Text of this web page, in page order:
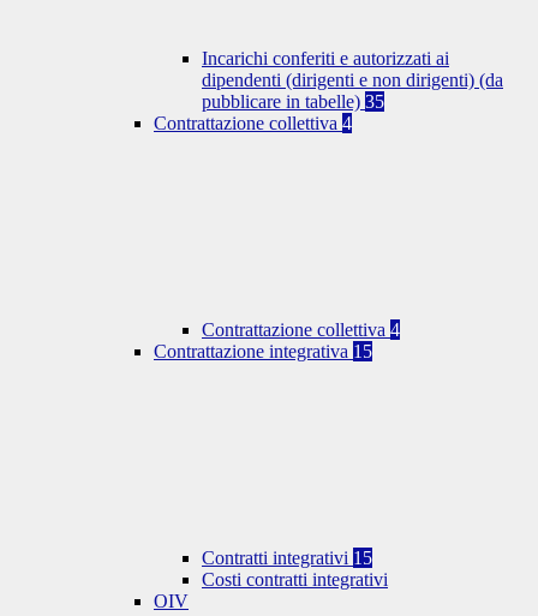
Incarichi conferiti e autorizzati ai
dipendenti (dirigenti e non dirigenti) (da
pubblicare in tabelle) 35
Contrattazione collettiva 4
Contrattazione collettiva 4
Contrattazione integrativa 15
Contratti integrativi 15
Costi contratti integrativi
OIV